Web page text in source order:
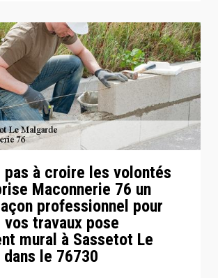
pas à croire les volontés
Maconnerie 76 un
professionnel pour
travaux pose
mural à Sassetot Le
le 76730